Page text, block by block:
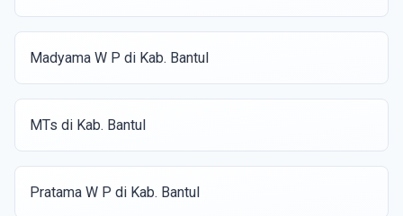
Madyama W P di Kab. Bantul
MTs di Kab. Bantul
Pratama W P di Kab. Bantul